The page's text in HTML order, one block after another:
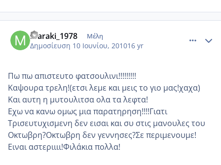
maraki_1978 Μέλη
Δημοσίευση 10 Ιουνίου, 201016 yr
Πω πω απιστευτο φατσουλινι!!!!!!!!!
Καψουρα τρελη!(ετσι λεμε και μεις το γιο μας!χαχα)
Και αυτη η μυτουλιτσα ολα τα λεφτα!
Εχω να κανω ομως μια παρατηρηση!!!!Γιατι
Τρισευτυχισμενη δεν εισαι και συ στις μανουλες του
Οκτωβρη?Οκτωβρη δεν γεννησες?Σε περιμενουμε!
Ειναι αστεριιιι!Φιλάκια πολλα!